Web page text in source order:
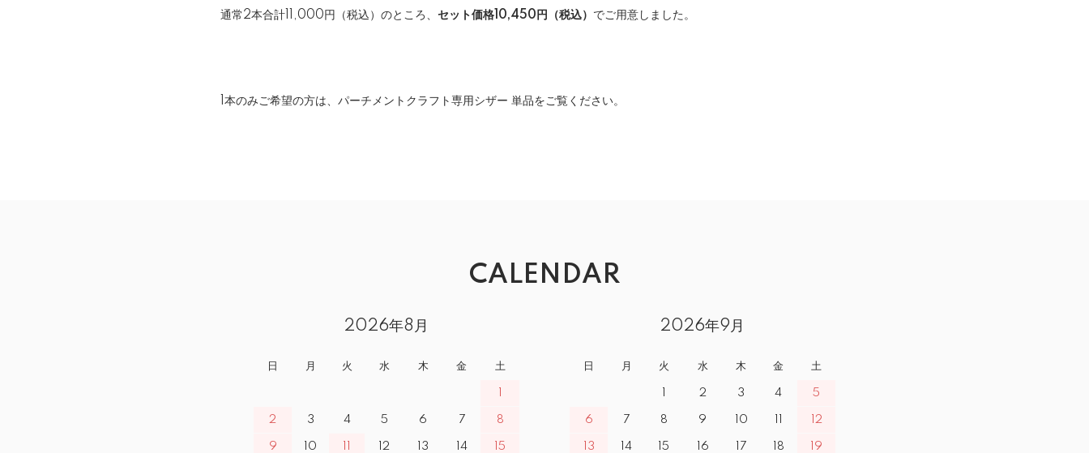
通常2本合計11,000円（税込）のところ、 セット価格10,450円（税込） でご用意しました。
1本のみご希望の方は、 パーチメントクラフト専用シザー 単品をご覧ください。
CALENDAR
2026年8月
日 月 火 水 木 金 土
2 3 4 5 6 7 8
9 10 12 13 14 15
2026年9月
日 月 火 水 木 金 土
2 3 4 5
6 7 8 9 10 12
13 14 15 16 17 18 19